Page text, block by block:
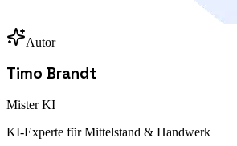
Autor
Timo Brandt
Mister KI
KI-Experte für Mittelstand & Handwerk